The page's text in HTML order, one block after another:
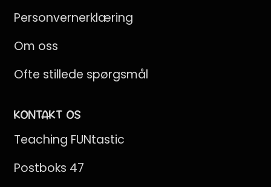
Personvernerklæring
Om oss
Ofte stillede spørgsmål
KONTAKT OS
Teaching FUNtastic
Postboks 47